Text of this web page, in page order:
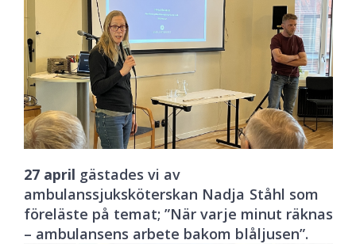
27 april gästades vi av
ambulanssjuksköterskan Nadja Ståhl som
föreläste på temat; ”När varje minut räknas
– ambulansens arbete bakom blåljusen”.